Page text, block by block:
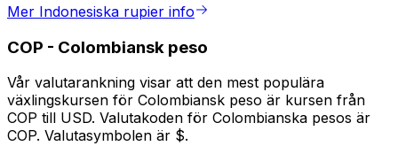
Mer Indonesiska rupier info
COP - Colombiansk peso
Vår valutarankning visar att den mest populära
växlingskursen för Colombiansk peso är kursen från
COP till USD. Valutakoden för Colombianska pesos är
COP. Valutasymbolen är $.